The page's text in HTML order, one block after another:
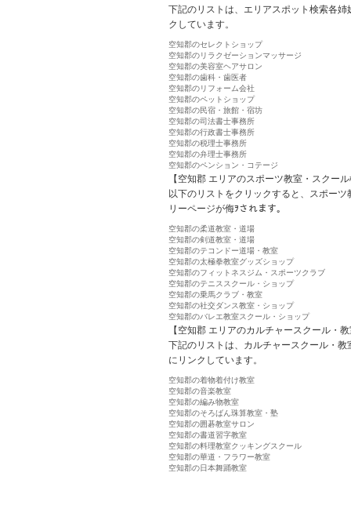
下記のリストは、エリアスポット検索各
クしています。
空知郡のセレクトショップ
空知郡のリラクゼーションマッサージ
空知郡の美容室ヘアサロン
空知郡の歯科・歯医者
空知郡のリフォーム会社
空知郡のペットショップ
空知郡の民宿・旅館・宿坊
空知郡の司法書士事務所
空知郡の行政書士事務所
空知郡の税理士事務所
空知郡の弁理士事務所
空知郡のペンション・コテージ
【空知郡 エリアのスポーツ教室・スクー
以下のリストをクリックすると、スポー
リーページが侮ｦされます。
空知郡の柔道教室・道場
空知郡の剣道教室・道場
空知郡のテコンドー道場・教室
空知郡の太極拳教室グッズショップ
空知郡のフィットネスジム・スポーツクラブ
空知郡のテニススクール・ショップ
空知郡の乗馬クラブ・教室
空知郡の社交ダンス教室・ショップ
空知郡のバレエ教室スクール・ショップ
【空知郡 エリアのカルチャースクール・
下記のリストは、カルチャースクール・
にリンクしています。
空知郡の着物着付け教室
空知郡の音楽教室
空知郡の編み物教室
空知郡のそろばん珠算教室・塾
空知郡の囲碁教室サロン
空知郡の書道習字教室
空知郡の料理教室クッキングスクール
空知郡の華道・フラワー教室
空知郡の日本舞踊教室